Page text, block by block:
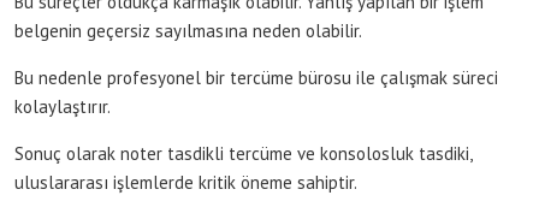
belgenin geçersiz sayılmasına neden olabilir.
Bu nedenle profesyonel bir tercüme bürosu ile çalışmak süreci
kolaylaştırır.
Sonuç olarak noter tasdikli tercüme ve konsolosluk tasdiki,
uluslararası işlemlerde kritik öneme sahiptir.